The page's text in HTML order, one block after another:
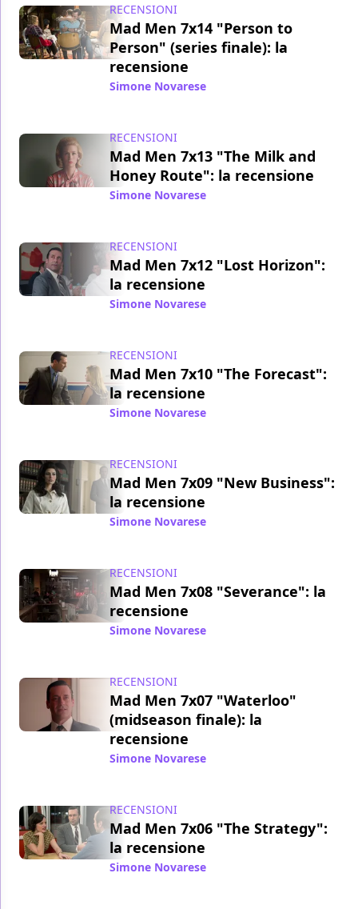
RECENSIONI
Mad Men 7x14 "Person to
Person" (series finale): la
recensione
Simone Novarese
RECENSIONI
Mad Men 7x13 "The Milk and
Honey Route": la recensione
Simone Novarese
RECENSIONI
Mad Men 7x12 "Lost Horizon":
la recensione
Simone Novarese
RECENSIONI
Mad Men 7x10 "The Forecast":
la recensione
Simone Novarese
RECENSIONI
Mad Men 7x09 "New Business":
la recensione
Simone Novarese
RECENSIONI
Mad Men 7x08 "Severance": la
recensione
Simone Novarese
RECENSIONI
Mad Men 7x07 "Waterloo"
(midseason finale): la
recensione
Simone Novarese
RECENSIONI
Mad Men 7x06 "The Strategy":
la recensione
Simone Novarese